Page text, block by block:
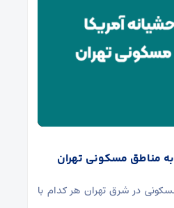
مناطق مسکونی تهران
واحدی مسکونی در شرق تهران هر کدام با